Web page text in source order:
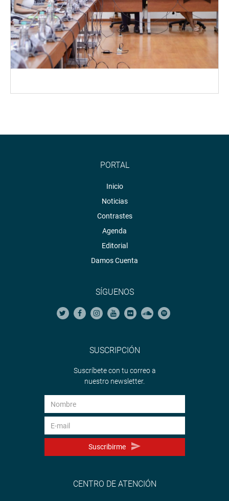
PORTAL
Inicio
Noticias
Contrastes
Agenda
Editorial
Damos Cuenta
SÍGUENOS
SUSCRIPCIÓN
Suscríbete con tu correo a
nuestro newsletter.
Suscribirme
CENTRO DE ATENCIÓN